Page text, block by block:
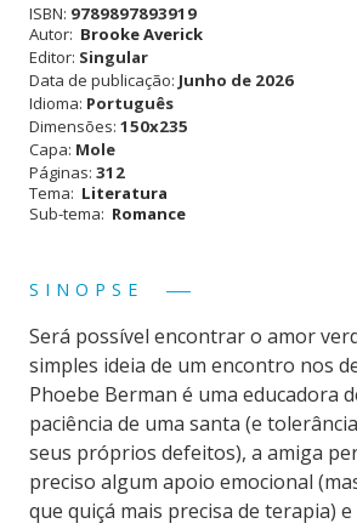
não
pode
Esperar
ISBN: 9789897893919
Autor: Brooke Averick
Editor: Singular
Data de publicação: Junho de 2026
Idioma: Português
Dimensões: 150x235
Capa: Mole
Páginas: 312
Tema: Literatura
Sub-tema: Romance
SINOPSE
Será possível encontrar o amor
simples ideia de um encontro nos
Phoebe Berman é uma educadora
paciência de uma santa (e
seus próprios defeitos), a amiga
preciso algum apoio emocional
que quiçá mais precisa de terapia)